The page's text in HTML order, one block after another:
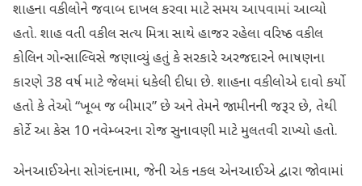
શાહના વકીલોને જવાબ દાખલ કરવા માટે સમય આપવામાં આવ્યો
હતો. શાહ વતી વકીલ સત્ય મિત્રા સાથે હાજર રહેલા વરિષ્ઠ વકીલ
કોલિન ગોન્સાલ્વિસે જણાવ્યું હતું કે સરકારે અરજદારને ભાષણના
કારણે 38 વર્ષ માટે જેલમાં ધકેલી દીધા છે. શાહના વકીલોએ દાવો કર્યો
હતો કે તેઓ “ખૂબ જ બીમાર” છે અને તેમને જામીનની જરૂર છે, તેથી
કોર્ટે આ કેસ 10 નવેમ્બરના રોજ સુનાવણી માટે મુલતવી રાખ્યો હતો.
એનઆઈએના સોગંદનામા, જેની એક નકલ એનઆઈએ દ્વારા જોવામાં